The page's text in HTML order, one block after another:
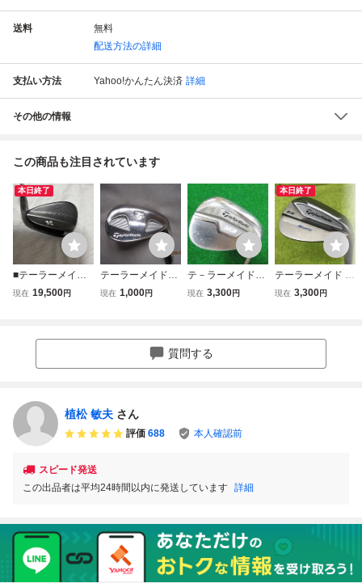
送料
無料
配送方法の詳細
支払い方法 Yahoo!かんたん決済 詳細
その他の情報
この商品も注目されています
本日終了
■テーラーメイド
■MG5 ■50度■56
現在 19,500円
テーラーメイド
ウエッジ 58°
現在 1,000円
テ－ラーメイド
M3 アイアン SW
現在 3,300円
本日終了
テーラーメイド Ta
ylorMade SpeedB
現在 3,300円
質問する
植松 敏夫 さん
評価 688 本人確認前
スピード発送
この出品者は平均24時間以内に発送しています 詳細